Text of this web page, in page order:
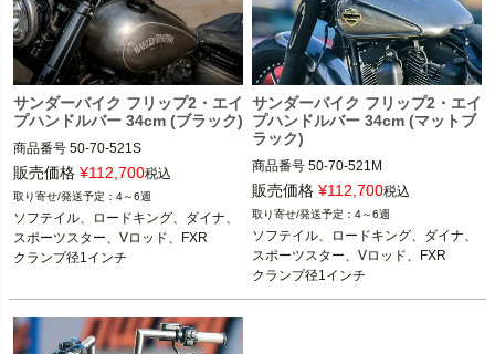
サンダーバイク フリップ2・エイ
プハンドルバー 34cm (ブラック)
商品番号 50-70-521S
販売価格 ¥112,700税込
4～6週
ソフテイル、ロードキング、ダイナ、
スポーツスター、Vロッド、FXR
クランプ径1インチ
サンダーバイク フリップ2・エイ
プハンドルバー 34cm (マットブ
ラック)
商品番号 50-70-521M
販売価格 ¥112,700税込
4～6週
ソフテイル、ロードキング、ダイナ、
スポーツスター、Vロッド、FXR
クランプ径1インチ